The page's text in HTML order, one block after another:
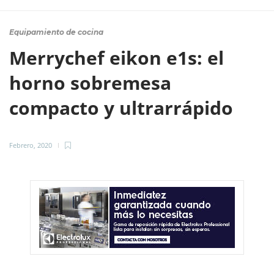
Equipamiento de cocina
Merrychef eikon e1s: el
horno sobremesa
compacto y ultrarrápido
Febrero, 2020